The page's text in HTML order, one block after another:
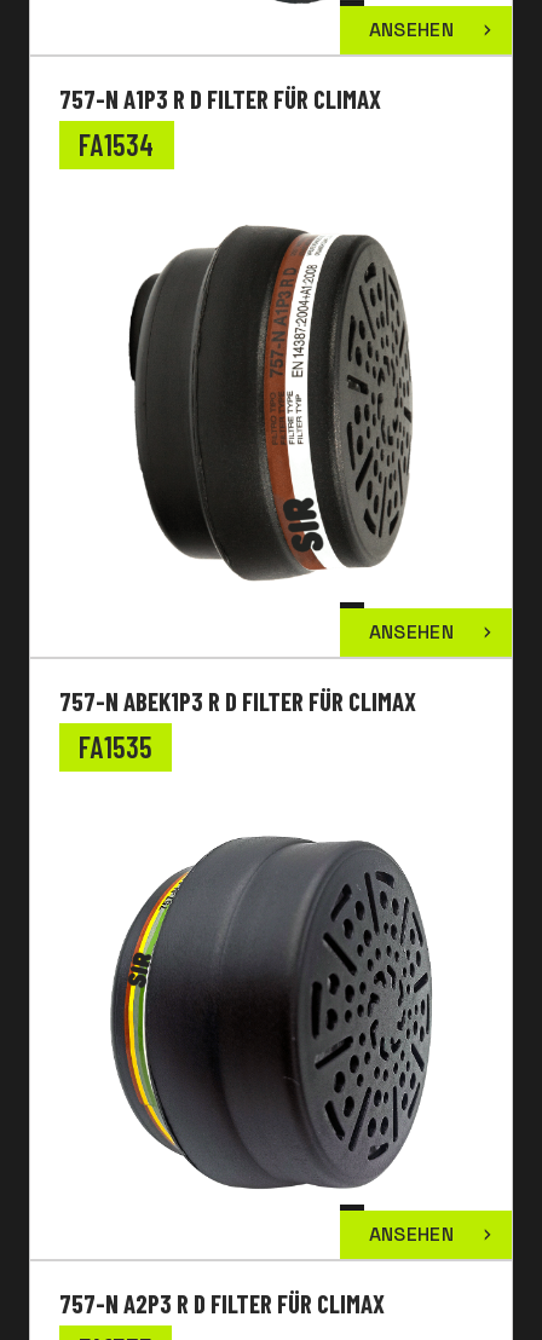
ANSEHEN
757-N A1P3 R D FILTER FÜR CLIMAX
FA1534
ANSEHEN
757-N ABEK1P3 R D FILTER FÜR CLIMAX
FA1535
ANSEHEN
757-N A2P3 R D FILTER FÜR CLIMAX